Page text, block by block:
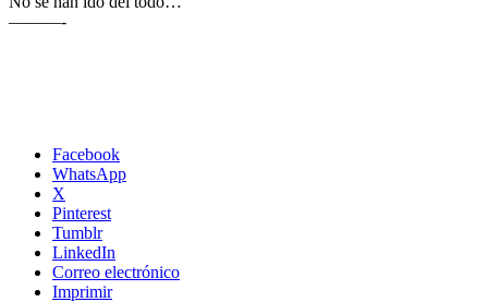
———-
Facebook
WhatsApp
X
Pinterest
Tumblr
LinkedIn
Correo electrónico
Imprimir